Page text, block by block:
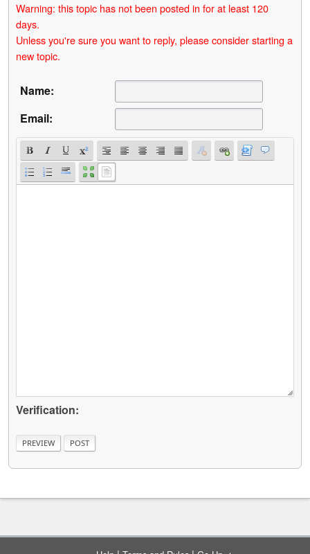
Warning: this topic has not been posted in for at least 120
days.
Unless you're sure you want to reply, please consider starting a
new topic.
Name:
Email:
Verification: